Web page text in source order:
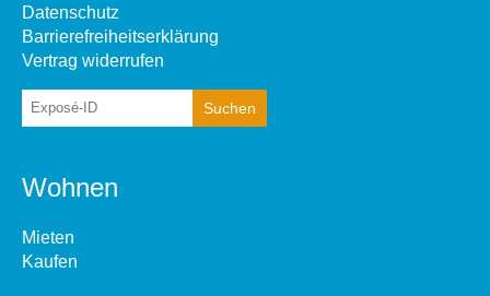
Datenschutz
Barrierefreiheitserklärung
Vertrag widerrufen
Wohnen
Mieten
Kaufen